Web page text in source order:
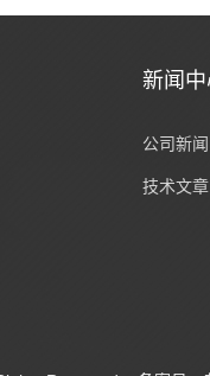
新闻
公司新闻
技术文章